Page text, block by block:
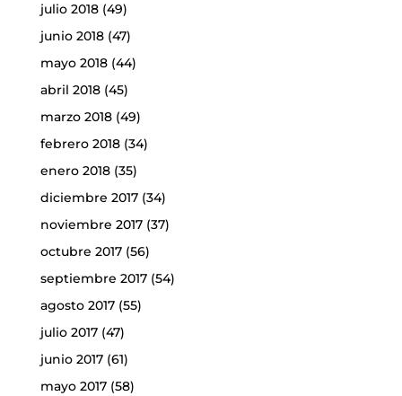
julio 2018(49)
junio 2018(47)
mayo 2018(44)
abril 2018(45)
marzo 2018(49)
febrero 2018(34)
enero 2018(35)
diciembre 2017(34)
noviembre 2017(37)
octubre 2017(56)
septiembre 2017(54)
agosto 2017(55)
julio 2017(47)
junio 2017(61)
mayo 2017(58)